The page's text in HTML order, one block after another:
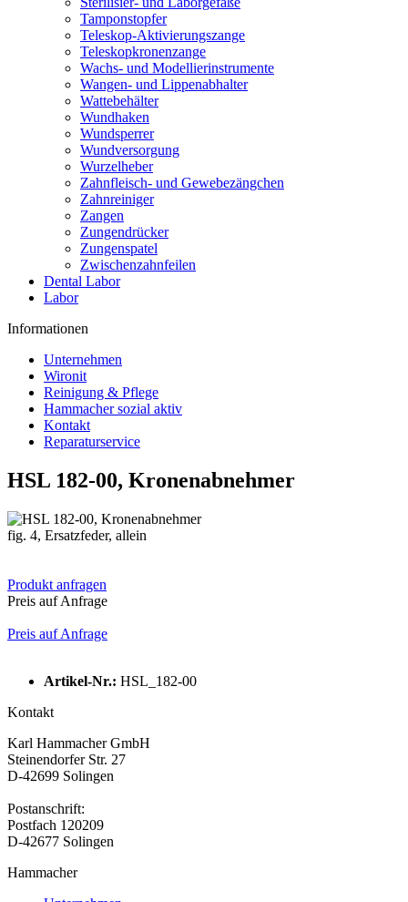
Tamponstopfer
Teleskop-Aktivierungszange
Teleskopkronenzange
Wachs- und Modellierinstrumente
Wangen- und Lippenabhalter
Wattebehälter
Wundhaken
Wundsperrer
Wundversorgung
Wurzelheber
Zahnfleisch- und Gewebezängchen
Zahnreiniger
Zangen
Zungendrücker
Zungenspatel
Zwischenzahnfeilen
Dental Labor
Labor
Informationen
Unternehmen
Wironit
Reinigung & Pflege
Hammacher sozial aktiv
Kontakt
Reparaturservice
HSL 182-00, Kronenabnehmer
fig. 4, Ersatzfeder, allein
Produkt anfragen
Preis auf Anfrage
Preis auf Anfrage
Artikel-Nr.: HSL_182-00
Kontakt
Karl Hammacher GmbH
Steinendorfer Str. 27
D-42699 Solingen
Postanschrift:
Postfach 120209
D-42677 Solingen
Hammacher